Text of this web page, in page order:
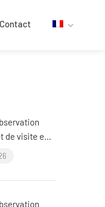
Contact
de visite en
ÇHD II et